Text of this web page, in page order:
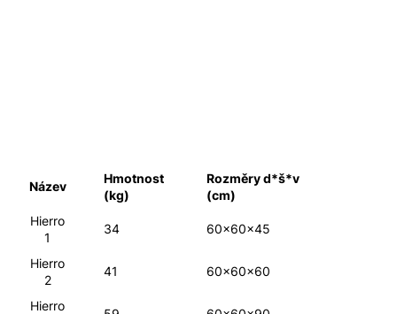
Název
Hmotnost
(kg)
Rozměry d*š*v
(cm)
Hierro
1
34 60x60x45
Hierro
2
41 60x60x60
Hierro